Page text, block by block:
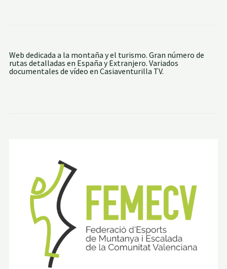
Web dedicada a la montaña y el turismo. Gran número de
rutas detalladas en España y Extranjero. Variados
documentales de vídeo en Casiaventurilla TV.